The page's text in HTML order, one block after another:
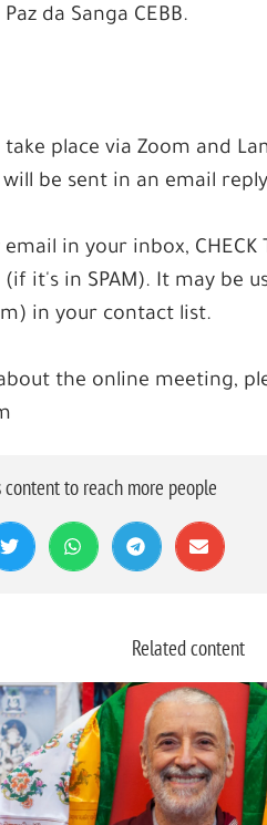
da Sanga CEBB.
place via Zoom and
will be sent in an email
in your inbox, CHECK
it's in SPAM). It may be
in your contact list.
the online meeting,
content to reach more people
Related content